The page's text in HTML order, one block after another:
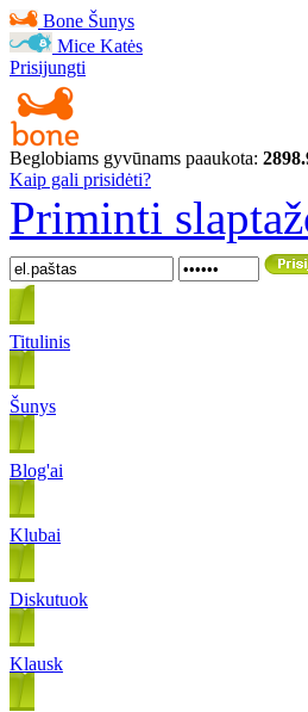
Bone Šunys
Mice Katės
Prisijungti
Beglobiams gyvūnams paaukota:
Kaip gali prisidėti?
Priminti
Titulinis
Šunys
Blog'ai
Klubai
Diskutuok
Klausk